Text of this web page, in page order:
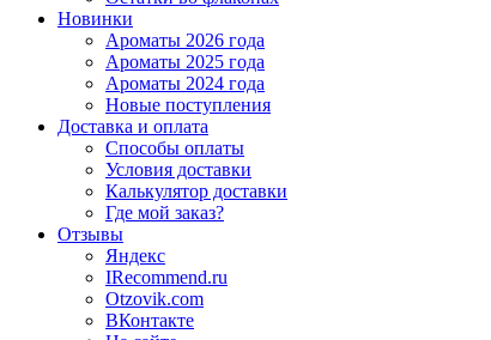
Новинки
Ароматы 2026 года
Ароматы 2025 года
Ароматы 2024 года
Новые поступления
Доставка и оплата
Способы оплаты
Условия доставки
Калькулятор доставки
Где мой заказ?
Отзывы
Яндекс
IRecommend.ru
Otzovik.com
ВКонтакте